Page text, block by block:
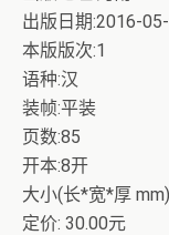
出版日期:2016-
本版版次:1
语种:汉
装帧:平装
页数:85
开本:8开
大小(长*宽*厚
定价: 30.00元